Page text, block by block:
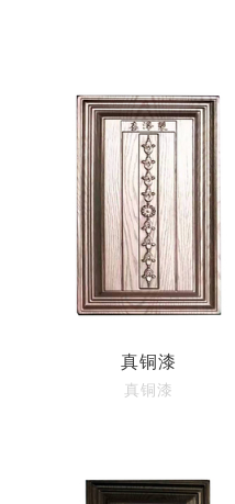
真铜漆
真铜漆